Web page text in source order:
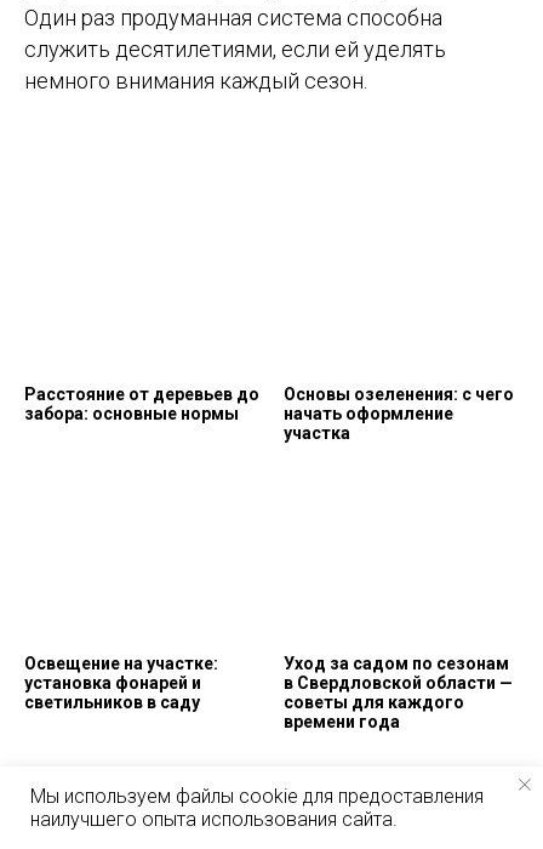
Мы используем файлы cookie для предоставления
наилучшего опыта использования сайта.
Один раз продуманная система способна
служить десятилетиями, если ей уделять
немного внимания каждый сезон.
Расстояние от деревьев до
забора: основные нормы
Основы озеленения: с чего
начать оформление
участка
Освещение на участке:
установка фонарей и
светильников в саду
Уход за садом по сезонам
в Свердловской области —
советы для каждого
времени года